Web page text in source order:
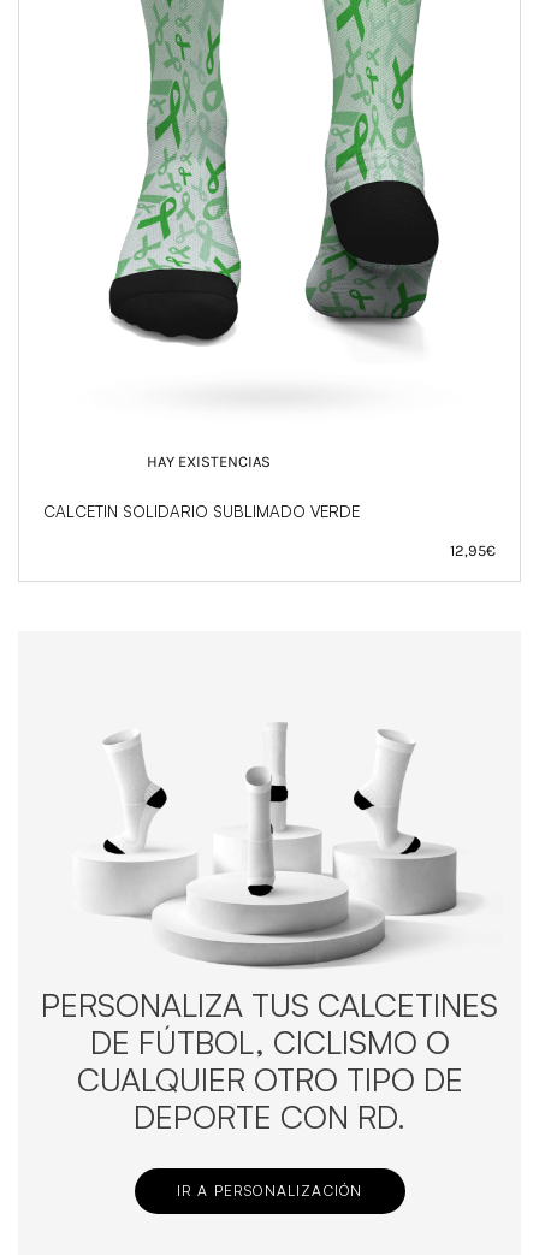
HAY EXISTENCIAS
CALCETIN SOLIDARIO SUBLIMADO VERDE
12,95€
PERSONALIZA TUS CALCETINES
DE FÚTBOL, CICLISMO O
CUALQUIER OTRO TIPO DE
DEPORTE CON RD.
IR A PERSONALIZACIÓN